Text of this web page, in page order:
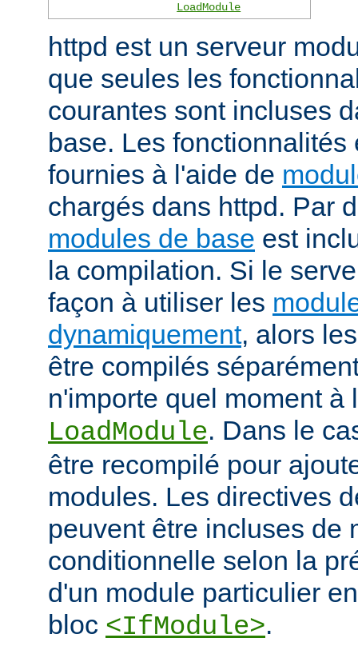
LoadModule
httpd est un serveur
que seules les
courantes sont incluses
base. Les fonctionnalités
fournies à l'aide de
chargés dans httpd. Par
modules de base est
la compilation. Si le
façon à utiliser les
dynamiquement, alors
être compilés
n'importe quel moment à
LoadModule. Dans le
être recompilé pour
modules. Les directives
peuvent être incluses de
conditionnelle selon la
d'un module particulier
bloc <IfModule>.